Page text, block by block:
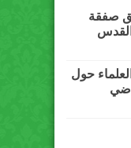
صفقة
حول